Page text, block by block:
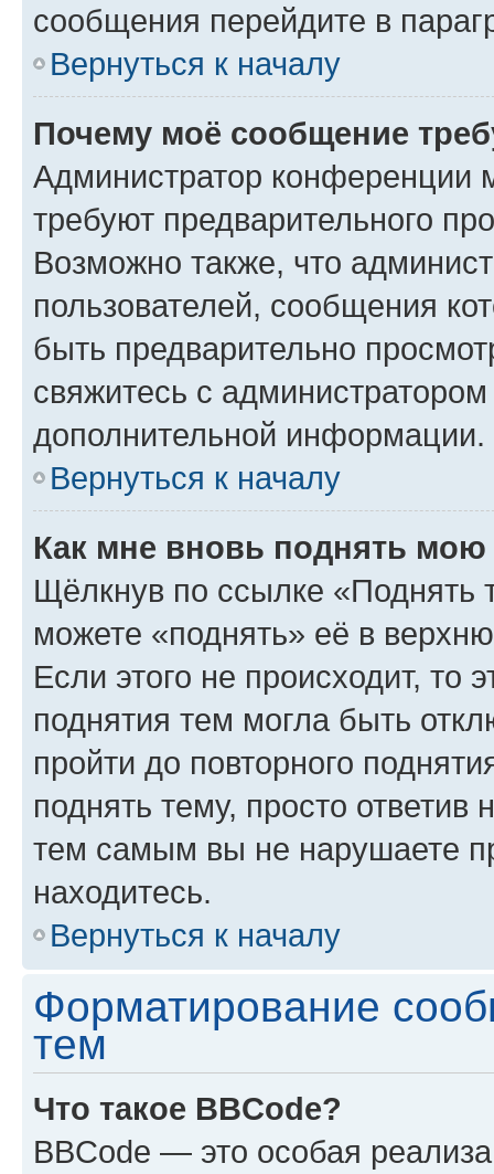
сообщения перейдите в
Вернуться к началу
Почему моё сообщение
Администратор конференции
требуют предварительного
Возможно также, что
пользователей, сообщения
быть предварительно
свяжитесь с
дополнительной информации.
Вернуться к началу
Как мне вновь поднять мою
Щёлкнув по ссылке «Поднять
можете «поднять» её в
Если этого не происходит, то
поднятия тем могла быть
пройти до повторного
поднять тему, просто ответив
тем самым вы не нарушаете
находитесь.
Вернуться к началу
Форматирование
тем
Что такое BBCode?
BBCode — это особая